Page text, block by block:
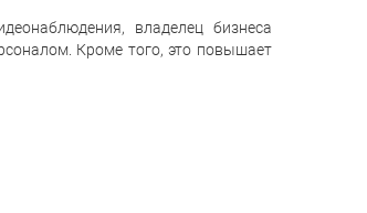
владелец бизнеса
Кроме того, это повышает